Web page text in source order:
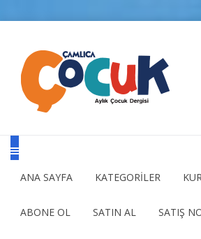
ANA SAYFA KATEGORİLER
ABONE OL SATIN AL SATIŞ